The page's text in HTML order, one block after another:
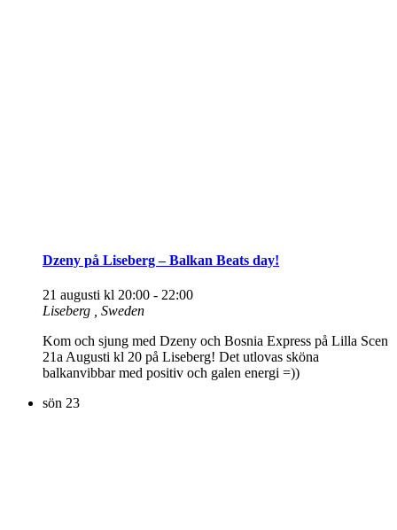
Dzeny på Liseberg – Balkan Beats day!
21 augusti kl 20:00 - 22:00
Liseberg
, Sweden
Kom och sjung med Dzeny och Bosnia Express på Lilla Scen
21a Augusti kl 20 på Liseberg! Det utlovas sköna
balkanvibbar med positiv och galen energi =))
sön 23